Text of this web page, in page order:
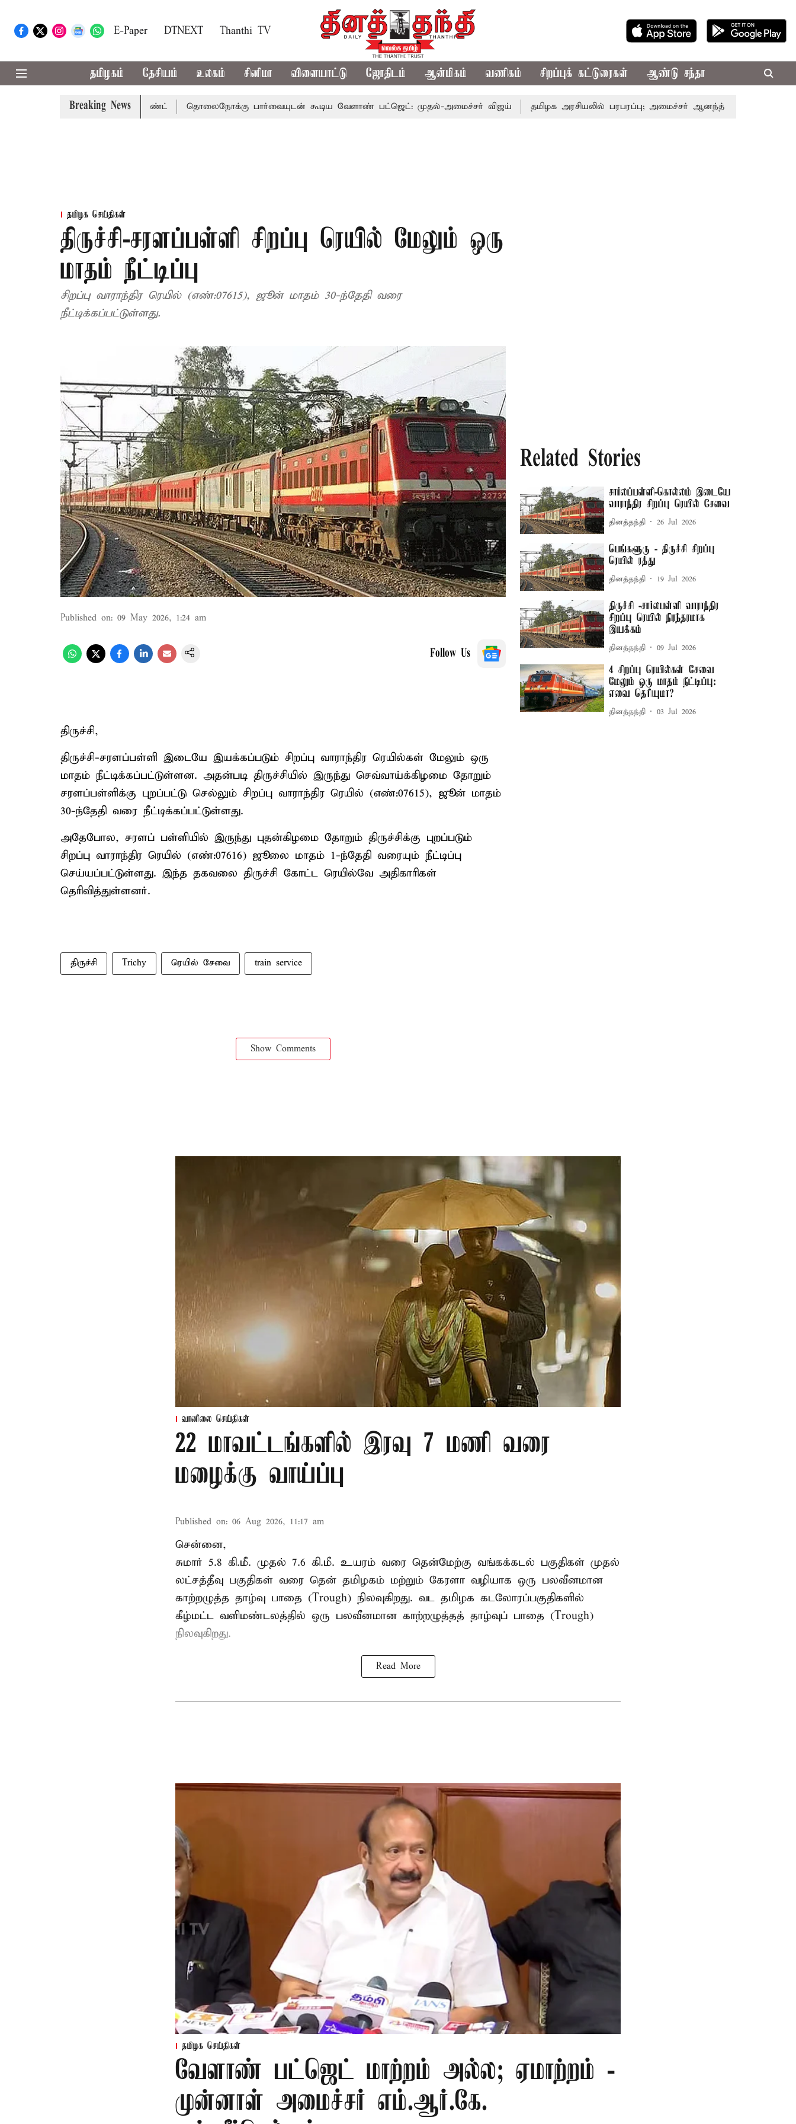
E-Paper DTNEXT Thanthi TV
தமிழகம் தேசியம் உலகம் சினிமா விளையாட்டு ஜோதிடம் ஆன்மிகம் வணிகம் சிறப்புக் கட்டுரைகள் ஆண்டு சந்தா
Breaking News
நீதிமன்றம் பிடிவாராண்ட் தொலைநோக்கு பார்வையுடன் கூடிய வேளாண் பட்ஜெட்: முதல்-அமைச்சர் விஜய் தமிழக அரசியலில் பரபரப்பு; அமைச்சர் ஆனந்த் உடன் சி.வி. சண்முகம்,
தமிழக செய்திகள்
திருச்சி-சரளப்பள்ளி சிறப்பு ரெயில் மேலும் ஒரு
மாதம் நீட்டிப்பு
சிறப்பு வாராந்திர ரெயில் (எண்:07615), ஜூன் மாதம் 30-ந்தேதி வரை
நீட்டிக்கப்பட்டுள்ளது.
Published on: 09 May 2026, 1:24 am
Follow Us
திருச்சி,
திருச்சி-சரளப்பள்ளி இடையே இயக்கப்படும் சிறப்பு வாராந்திர ரெயில்கள் மேலும் ஒரு
மாதம் நீட்டிக்கப்பட்டுள்ளன. அதன்படி திருச்சியில் இருந்து செவ்வாய்க்கிழமை தோறும்
சரளப்பள்ளிக்கு புறப்பட்டு செல்லும் சிறப்பு வாராந்திர ரெயில் (எண்:07615), ஜூன் மாதம்
30-ந்தேதி வரை நீட்டிக்கப்பட்டுள்ளது.
அதேபோல, சரளப் பள்ளியில் இருந்து புதன்கிழமை தோறும் திருச்சிக்கு புறப்படும்
சிறப்பு வாராந்திர ரெயில் (எண்:07616) ஜூலை மாதம் 1-ந்தேதி வரையும் நீட்டிப்பு
செய்யப்பட்டுள்ளது. இந்த தகவலை திருச்சி கோட்ட ரெயில்வே அதிகாரிகள்
தெரிவித்துள்ளனர்.
திருச்சி Trichy ரெயில் சேவை train service
Show Comments
Related Stories
சார்லப்பள்ளி-கொல்லம் இடையே
வாராந்திர சிறப்பு ரெயில் சேவை
தினத்தந்தி 26 Jul 2026
பெங்களூரு - திருச்சி சிறப்பு
ரெயில் ரத்து
தினத்தந்தி 19 Jul 2026
திருச்சி -சார்லபள்ளி வாராந்திர
சிறப்பு ரெயில் நிரந்தரமாக
இயக்கம்
தினத்தந்தி 09 Jul 2026
4 சிறப்பு ரெயில்கள் சேவை
மேலும் ஒரு மாதம் நீட்டிப்பு:
எவை தெரியுமா?
தினத்தந்தி 03 Jul 2026
வானிலை செய்திகள்
22 மாவட்டங்களில் இரவு 7 மணி வரை
மழைக்கு வாய்ப்பு
Published on: 06 Aug 2026, 11:17 am
சென்னை,
சுமார் 5.8 கி.மீ. முதல் 7.6 கி.மீ. உயரம் வரை தென்மேற்கு வங்கக்கடல் பகுதிகள் முதல்
லட்சத்தீவு பகுதிகள் வரை தென் தமிழகம் மற்றும் கேரளா வழியாக ஒரு பலவீனமான
காற்றழுத்த தாழ்வு பாதை (Trough) நிலவுகிறது. வட தமிழக கடலோரப்பகுதிகளில்
கீழ்மட்ட வளிமண்டலத்தில் ஒரு பலவீனமான காற்றழுத்தத் தாழ்வுப் பாதை (Trough)
நிலவுகிறது.
Read More
தமிழக செய்திகள்
வேளாண் பட்ஜெட் மாற்றம் அல்ல; ஏமாற்றம் -
முன்னாள் அமைச்சர் எம்.ஆர்.கே.